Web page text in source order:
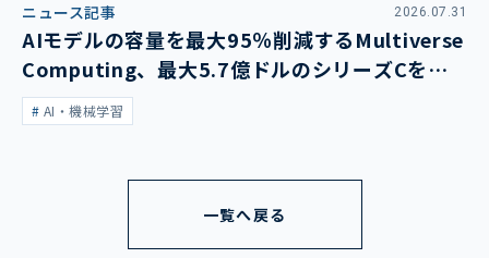
ニュース記事 2026.07.31
AIモデルの容量を最大95％削減するMultiverse
Computing、最大5.7億ドルのシリーズCを発
表AI・機械学習
一覧へ戻る